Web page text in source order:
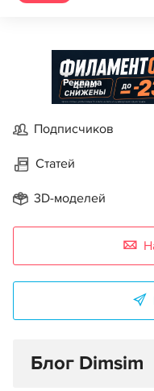
Реклама
Подписчиков
Статей
3D-моделей
Блог Dimsim